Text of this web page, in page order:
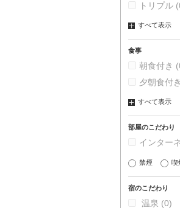
トリプル
すべて表示
食事
朝食付き
夕朝食付き
すべて表示
部屋のこだわり
インター
禁煙 喫
宿のこだわり
温泉 (0)